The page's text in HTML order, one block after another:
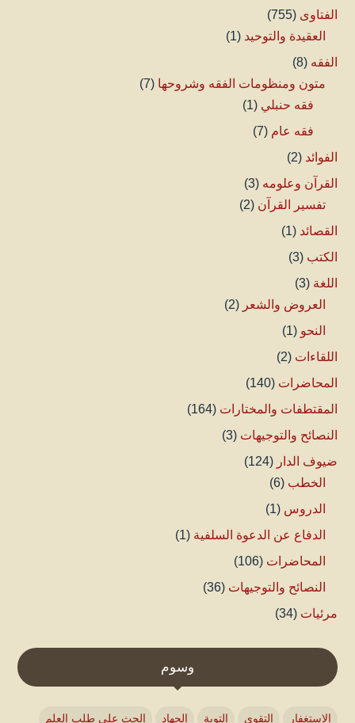
الفتاوى (755)
العقيدة والتوحيد (1)
الفقه (8)
متون ومنظومات الفقه وشروحها (7)
فقه حنبلي (1)
فقه عام (7)
الفوائد (2)
القرآن وعلومه (3)
تفسير القرآن (2)
القصائد (1)
الكتب (3)
اللغة (3)
العروض والشعر (2)
النحو (1)
اللقاءات (2)
المحاضرات (140)
المقتطفات والمختارات (164)
النصائح والتوجيهات (3)
ضيوف الدار (124)
الخطب (6)
الدروس (1)
الدفاع عن الدعوة السلفية (1)
المحاضرات (106)
النصائح والتوجيهات (36)
مرئيات (34)
وسوم
الاستغفار التقوى التوبة الجهاد الحث على طلب العلم